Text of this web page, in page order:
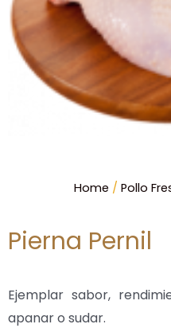
Home / Pollo
Pierna Pernil
Ejemplar sabor,
apanar o sudar.